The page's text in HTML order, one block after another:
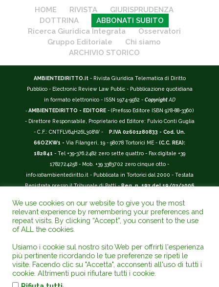
HOME RIVISTA
GIURISPRUDENZA
DOTTRINA
ABBONATI SUBITO
Ricerca Giuridica Integrata
Osservatori
Gruppo Editoriale
Chi siamo
ARCHIVIO STORICO
AMBIENTEDIRITTO.it - Rivista Giuridica Telematica di Diritto
Pubblico - Electronic Review Law Public - Pubblicazione quotidiana
in formato elettronico - ISSN 1974-9562 - Copyright AD
-AMBIENTEDIRITTO - EDITORE - (Prefisso Editore ISBN 978-88-3360)
- Direttore Responsabile, Proprietario ed Editore: Fulvio Conti Guglia
- C.F.: CNTFLV64H26L308W -
P.IVA 02601280833 - Cod. Un.
66OZKW1 - Via Filangeri, 19 - 98078 Tortorici ME - (C.C. REA):
182841 - Tel +39-376.2482 zero sette quattro - Fax digitale +39
1782724258 - Mob. +39 3383702 zero cinque otto -
info(at)ambientediritto.it - Pubblicata in Tortorici dal 2000 - Testata
Registrata presso il Tribunale di Patti -Reg. n. 197 del 19/07/2006
__________
La Rivista Giuridica AMBIENTEDIRITTO.IT ISSN 1974-9562
riconosciuta ed inserita nell'Area 12 - (
Universitario e della Ricerca (D.P.R. n.76/2010). Valutazione della Qualità della
Ricerca (
); Autovalutazione, Valutazione periodica, Accreditamento ( AVA
);
Abilitazione Scientifica Nazionale (ASN ). Repertorio del Foro Italiano Abbr.
www.ambientediritto.it. - Catalogo (
We use cookies on our website to give you the most
relevant experience by remembering your preferences and
repeat visits. By clicking “Accept”, you consent to the use
of ALL the cookies.
Usiamo i cookie sul nostro sito Web per offrirti l'esperienza
più pertinente ricordando le tue preferenze se ripeti le
visite. Facendo clic su "Accetta", acconsenti all'uso di tutti i
cookie. Altrimenti puoi rifiutare tutti i cookie.